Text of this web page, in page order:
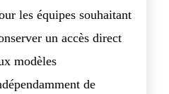
les équipes souhaitant
un accès direct
modèles
de